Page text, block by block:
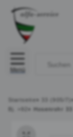
Menü
Startseite » »
» Hosenrohr